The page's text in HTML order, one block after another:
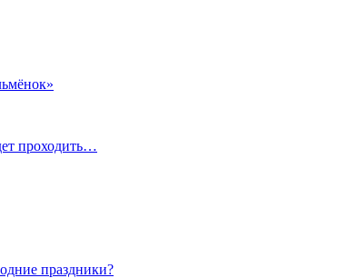
проходить…
праздники?